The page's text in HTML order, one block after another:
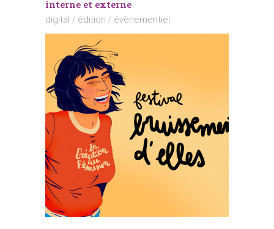
interne et externe
digital édition évènementiel